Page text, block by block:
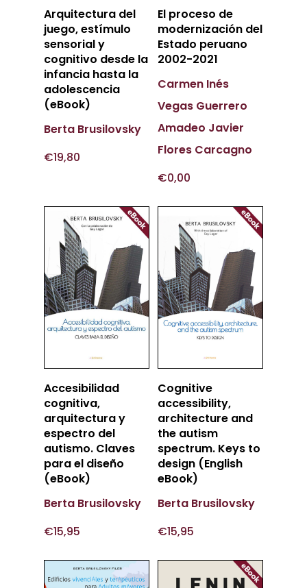
Añadir
Al Carrito
Arquitectura del
juego, estímulo
sensorial y
cognitivo desde la
infancia hasta la
adolescencia
(eBook)
Berta Brusilovsky
€19,80
Al Carrito
El proceso de
modernización del
Estado peruano
2002-2021
Carmen Inés
Vegas Guerrero
Amadeo Javier
Flores Carcagno
€0,00
Añadir
Al Carrito
Accesibilidad
cognitiva,
arquitectura y
espectro del
autismo. Claves
para el diseño
(eBook)
Berta Brusilovsky
€15,95
Añadir
Al Carrito
Cognitive
accessibility,
architecture and
the autism
spectrum. Keys to
design (English
eBook)
Berta Brusilovsky
€15,95